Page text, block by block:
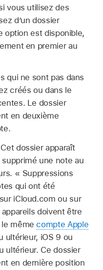
vous utilisez des
d’un dossier
option est disponible,
en premier au
qui ne sont pas dans
créés ou dans le
Le dossier
en deuxième
dossier apparaît
une note au
« Suppressions
qui ont été
iCloud.com ou sur
doivent être
le mêmecompte Apple
ultérieur, iOS 9 ou
ultérieur. Ce dossier
en dernière position